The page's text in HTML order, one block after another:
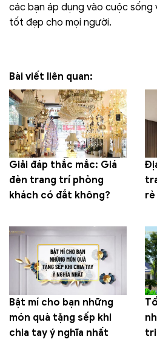
các bạn áp dụng vào cuộc sống
tốt đẹp cho mọi người.
Bài viết liên quan:
Giải đáp thắc mắc: Giá
đèn trang trí phòng
khách có đắt không?
rẻ
Bật mí cho bạn những
món quà tặng sếp khi
chia tay ý nghĩa nhất